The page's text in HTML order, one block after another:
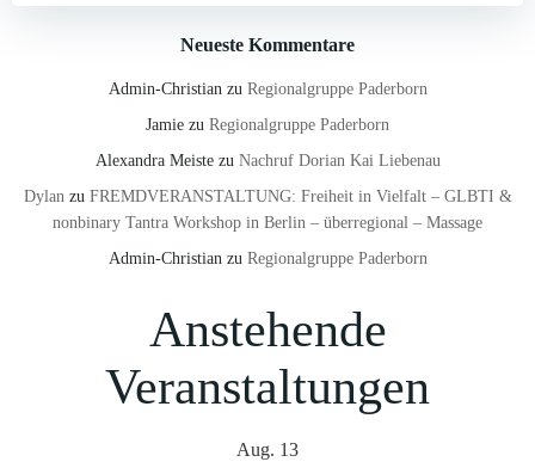
Neueste Kommentare
Admin-Christianzu Regionalgruppe Paderborn
Jamie zu Regionalgruppe Paderborn
Alexandra Meistezu Nachruf Dorian Kai Liebenau
Dylanzu FREMDVERANSTALTUNG: Freiheit in Vielfalt – GLBTI &
nonbinary Tantra Workshop in Berlin – überregional – Massage
Admin-Christianzu Regionalgruppe Paderborn
Anstehende
Veranstaltungen
Aug. 13